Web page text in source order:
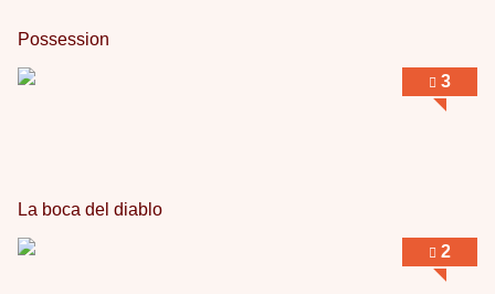
Possession
3
La boca del diablo
2